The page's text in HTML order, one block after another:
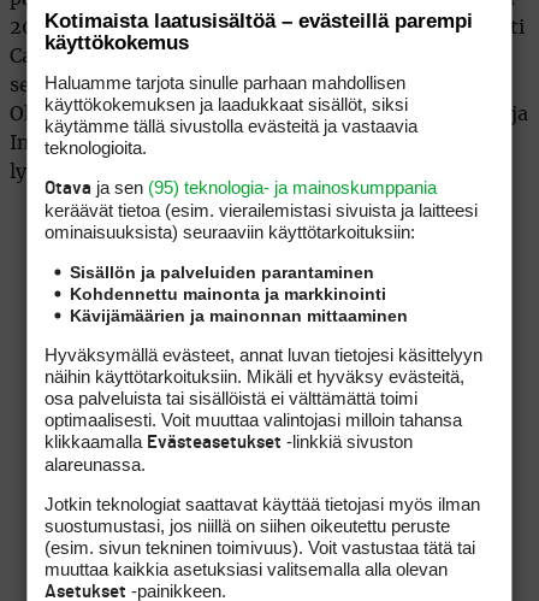
2002-2006 Kaliforniassa. – Voittanut lisäksi kahdesti
Callawayn järjestämät juniorikisat Kaliforniassa
sekäkerran Western Amateur junior-kilpailun
Ohiossa. – Voittoja myös Hongkongissa, Malesiassa ja
Indonesiassa – Paras yksittäinen kierrostulos 67
lyöntiä.
Kotimaista laatusisältöä – evästeillä parempi
käyttökokemus
Haluamme tarjota sinulle parhaan mahdollisen
käyttökokemuksen ja laadukkaat sisällöt, siksi
käytämme tällä sivustolla evästeitä ja vastaavia
teknologioita.
Otava ja sen (95) teknologia- ja mainoskumppania
keräävät tietoa (esim. vierailemis­tasi sivuista ja laitteesi
ominaisuuk­sista) seuraaviin käyttötarkoituksiin:
Sisällön ja palveluiden parantaminen
Kohdennettu mainonta ja markkinointi
Kävijämäärien ja mainonnan mittaaminen
Hyväksymällä evästeet, annat luvan tietojesi käsittelyyn
näihin käyttötarkoituksiin. Mikäli et hyväksy evästeitä,
osa palveluista tai sisällöistä ei välttämättä toimi
optimaalisesti. Voit muuttaa valintojasi milloin tahansa
klikkaamalla Evästeasetukset -linkkiä sivuston
alareunassa.
Jotkin teknologiat saattavat käyttää tietojasi myös ilman
suostumustasi, jos niillä on siihen oikeutettu peruste
(esim. sivun tekninen toimivuus). Voit vastustaa tätä tai
muuttaa kaikkia asetuksiasi valitsemalla alla olevan
Asetukset -painikkeen.